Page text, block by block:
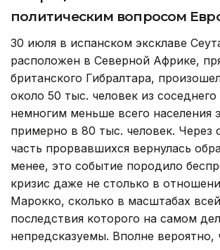
политическим вопросом
30 июля в испанском эксклаве
расположен в Северной Африке,
британского Гибралтара,
около 50 тыс. человек из
немногим меньше всего населения
примерно в 80 тыс. человек. Через
часть прорвавшихся вернулась
менее, это событие породило
кризис даже не столько в
Марокко, сколько в масштабах
последствия которого на самом
непредсказуемы. Вполне вероятно,